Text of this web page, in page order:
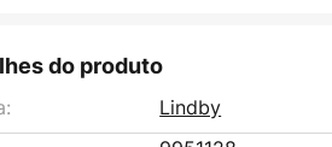
do produto
Lindby